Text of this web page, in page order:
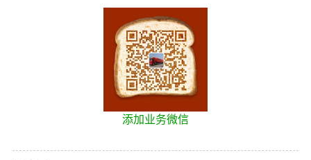
添加业务微信